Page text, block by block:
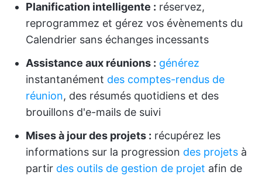
Planification intelligente : réservez,
reprogrammez et gérez vos évènements du
Calendrier sans échanges incessants
Assistance aux réunions : générez
instantanément des comptes-rendus de
réunion, des résumés quotidiens et des
brouillons d'e-mails de suivi
Mises à jour des projets : récupérez les
informations sur la progression des projets à
partir des outils de gestion de projet afin de